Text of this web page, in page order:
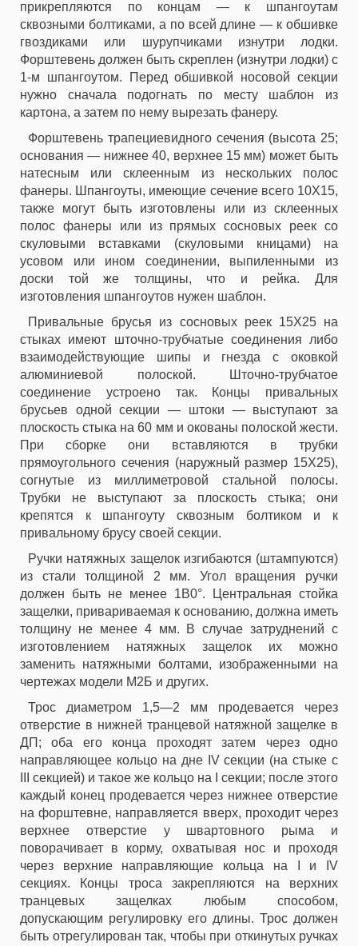
прикрепляются по концам — к шпангоутам
сквозными болтиками, а по всей длине — к обшивке
гвоздиками или шурупчиками изнутри лодки.
Форштевень должен быть скреплен (изнутри лодки) с
1-м шпангоутом. Перед обшивкой носовой секции
нужно сначала подогнать по месту шаблон из
картона, а затем по нему вырезать фанеру.
Форштевень трапециевидного сечения (высота 25;
основания — нижнее 40, верхнее 15 мм) может быть
натесным или склеенным из нескольких полос
фанеры. Шпангоуты, имеющие сечение всего 10X15,
также могут быть изготовлены или из склеенных
полос фанеры или из прямых сосновых реек со
скуловыми вставками (скуловыми кницами) на
усовом или ином соединении, выпиленными из
доски той же толщины, что и рейка. Для
изготовления шпангоутов нужен шаблон.
Привальные брусья из сосновых реек 15X25 на
стыках имеют шточно-трубчатые соединения либо
взаимодействующие шипы и гнезда с оковкой
алюминиевой полоской. Шточно-трубчатое
соединение устроено так. Концы привальных
брусьев одной секции — штоки — выступают за
плоскость стыка на 60 мм и окованы полоской жести.
При сборке они вставляются в трубки
прямоугольного сечения (наружный размер 15X25),
согнутые из миллиметровой стальной полосы.
Трубки не выступают за плоскость стыка; они
крепятся к шпангоуту сквозным болтиком и к
привальному брусу своей секции.
Ручки натяжных защелок изгибаются (штампуются)
из стали толщиной 2 мм. Угол вращения ручки
должен быть не менее 1В0°. Центральная стойка
защелки, привариваемая к основанию, должна иметь
толщину не менее 4 мм. В случае затруднений с
изготовлением натяжных защелок их можно
заменить натяжными болтами, изображенными на
чертежах модели М2Б и других.
Трос диаметром 1,5—2 мм продевается через
отверстие в нижней транцевой натяжной защелке в
ДП; оба его конца проходят затем через одно
направляющее кольцо на дне IV секции (на стыке с
III секцией) и такое же кольцо на I секции; после этого
каждый конец продевается через нижнее отверстие
на форштевне, направляется вверх, проходит через
верхнее отверстие у швартовного рыма и
поворачивает в корму, охватывая нос и проходя
через верхние направляющие кольца на I и IV
секциях. Концы троса закрепляются на верхних
транцевых защелках любым способом,
допускающим регулировку его длины. Трос должен
быть отрегулирован так, чтобы при откинутых ручках